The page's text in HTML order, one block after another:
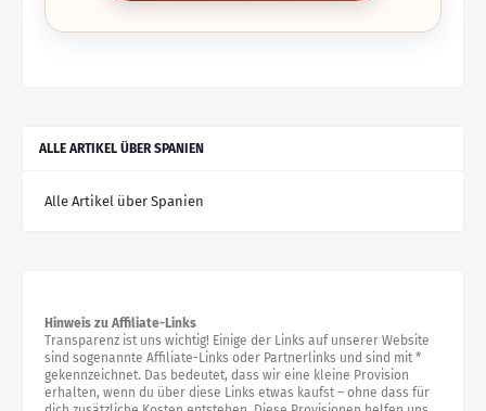
ALLE ARTIKEL ÜBER SPANIEN
Alle Artikel über Spanien
Hinweis zu Affiliate-Links
Transparenz ist uns wichtig! Einige der Links auf unserer Website
sind sogenannte Affiliate-Links oder Partnerlinks und sind mit *
gekennzeichnet. Das bedeutet, dass wir eine kleine Provision
erhalten, wenn du über diese Links etwas kaufst – ohne dass für